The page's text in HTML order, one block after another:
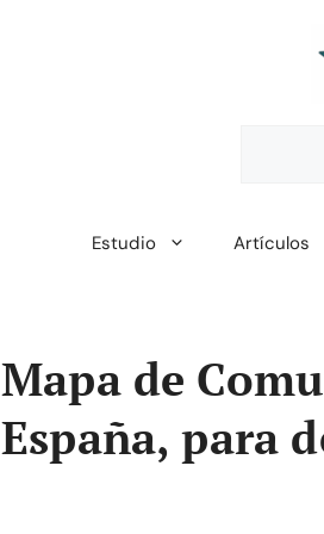
Estudio Artículos
Mapa de
España, para